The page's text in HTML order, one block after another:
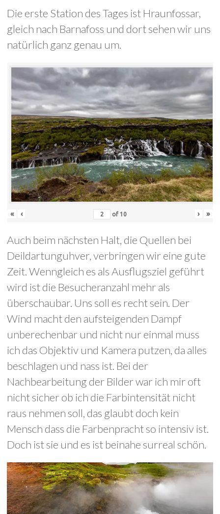
Die erste Station des Tages ist Hraunfossar,
gleich nach Barnafoss und dort sehen wir uns
natürlich ganz genau um.
« ‹ of 10 › »
Auch beim nächsten Halt, die Quellen bei
Deildartunguhver, verbringen wir eine gute
Zeit. Wenngleich es als Ausflugsziel geführt
wird ist die Besucheranzahl mehr als
überschaubar. Uns soll es recht sein. Der
Wind macht den aufsteigenden Dampf
unberechenbar und nicht nur einmal muss
ich das Objektiv und Kamera putzen, da alles
beschlagen und nass ist. Bei der
Nachbearbeitung der Bilder war ich mir oft
nicht sicher ob ich die Farbintensität nicht
raus nehmen soll, das glaubt doch kein
Mensch dass die Farbenpracht so intensiv ist.
Doch ist sie und es ist beinahe surreal schön.